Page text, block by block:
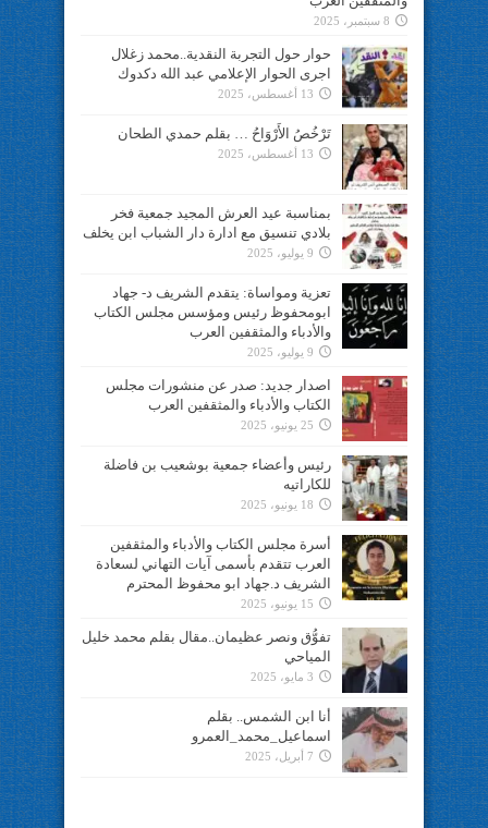
8 سبتمبر، 2025
حوار حول التجربة النقدية..محمد زغلال
اجرى الحوار الإعلامي عبد الله دكدوك
13 أغسطس، 2025
تَرْخُصُ الأَرْوَاحُ … بقلم حمدي الطحان
13 أغسطس، 2025
بمناسبة عيد العرش المجيد جمعية فخر
بلادي تنسيق مع ادارة دار الشباب ابن يخلف
9 يوليو، 2025
تعزية ومواساة: يتقدم الشريف د- جهاد
ابومحفوظ رئيس ومؤسس مجلس الكتاب
والأدباء والمثقفين العرب
9 يوليو، 2025
اصدار جديد: صدر عن منشورات مجلس
الكتاب والأدباء والمثقفين العرب
25 يونيو، 2025
رئيس وأعضاء جمعية بوشعيب بن فاضلة
للكاراتيه
18 يونيو، 2025
أسرة مجلس الكتاب والأدباء والمثقفين
العرب تتقدم بأسمى آيات التهاني لسعادة
الشريف د.جهاد ابو محفوظ المحترم
15 يونيو، 2025
تفوُّق ونصر عظيمان..مقال بقلم محمد خليل
المياحي
3 مايو، 2025
أنا ابن الشمس.. بقلم
اسماعيل_محمد_العمرو
7 أبريل، 2025